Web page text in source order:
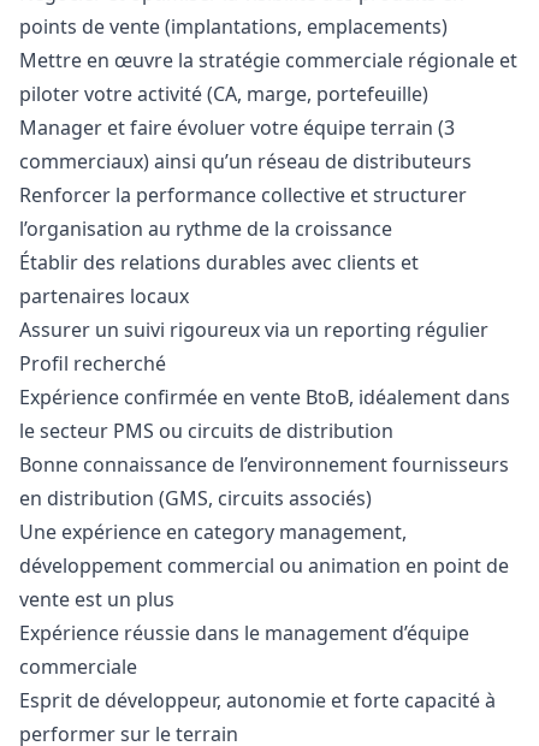
points de vente (implantations, emplacements)
Mettre en œuvre la stratégie commerciale régionale et
piloter votre activité (CA, marge, portefeuille)
Manager et faire évoluer votre équipe terrain (3
commerciaux) ainsi qu’un réseau de distributeurs
Renforcer la performance collective et structurer
l’organisation au rythme de la croissance
Établir des relations durables avec clients et
partenaires locaux
Assurer un suivi rigoureux via un reporting régulier
Profil recherché
Expérience confirmée en vente BtoB, idéalement dans
le secteur PMS ou circuits de distribution
Bonne connaissance de l’environnement fournisseurs
en distribution (GMS, circuits associés)
Une expérience en category management,
développement commercial ou animation en point de
vente est un plus
Expérience réussie dans le management d’équipe
commerciale
Esprit de développeur, autonomie et forte capacité à
performer sur le terrain